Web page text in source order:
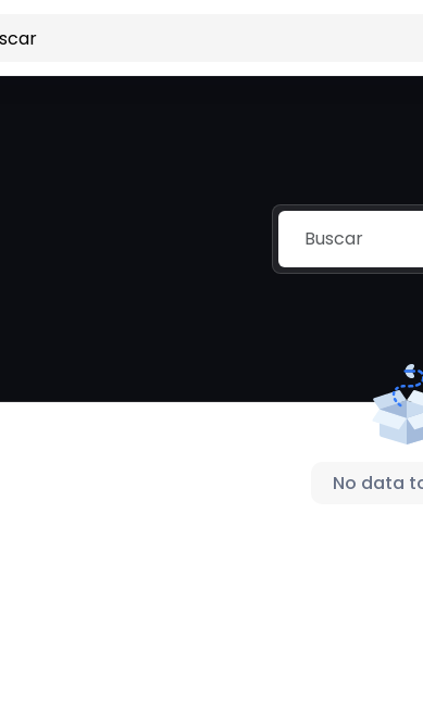
No data